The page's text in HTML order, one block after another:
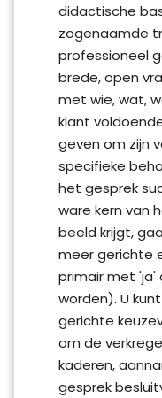
didactische
zogenaamde
professioneel
brede, open
met wie, wat,
klant
geven om zijn
specifieke
het gesprek
ware kern van
beeld krijgt,
meer gerichte
primair met 'ja'
worden). U
gerichte
om de
kaderen,
gesprek